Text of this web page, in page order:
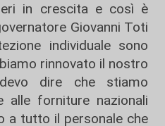
in crescita e così è
Giovanni Toti
individuale sono
rinnovato il nostro
dire che stiamo
alle forniture nazionali
a tutto il personale che